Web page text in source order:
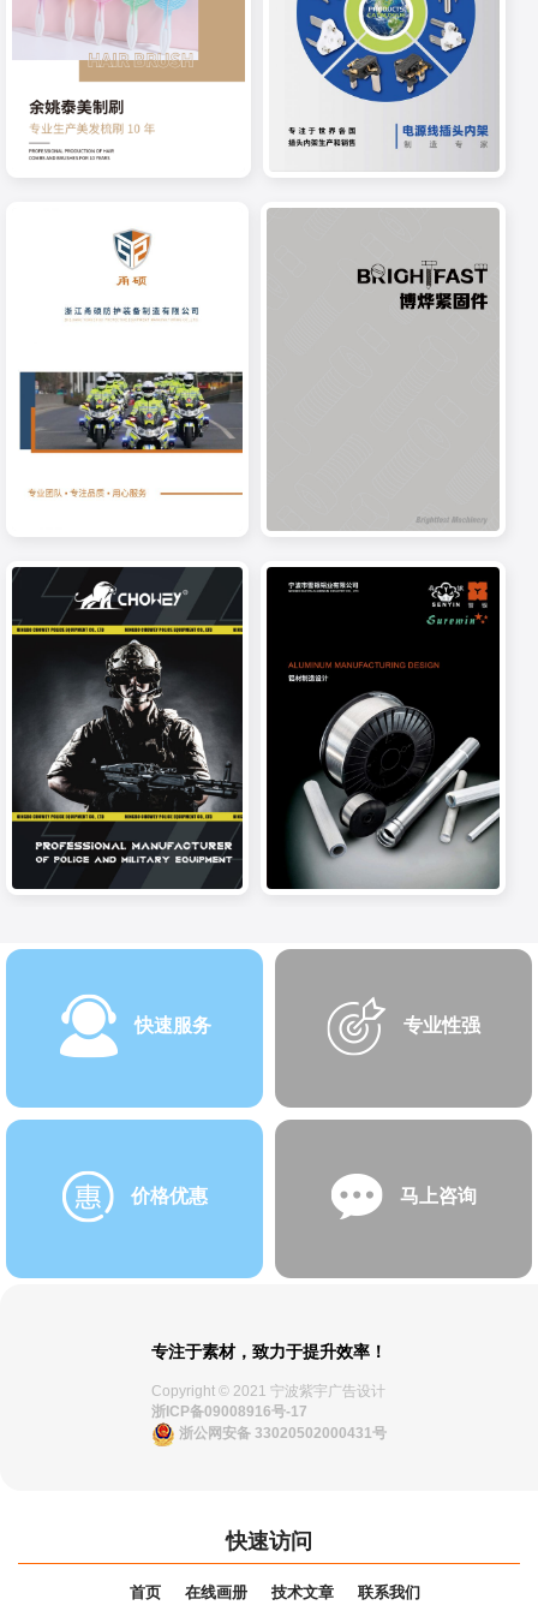
快速服务 专业性强
价格优惠 马上咨询
专注于素材，致力于提升效率！
Copyright © 2021 宁波紫宇广告设计
浙ICP备09008916号-17
浙公网安备 33020502000431号
快速访问
首页 在线画册 技术文章 联系我们